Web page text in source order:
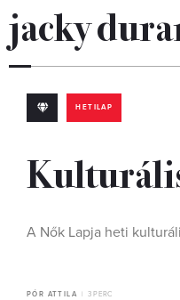
jacky
HETILAP
A Nők Lapja heti
PÓR ATTILA 3 PERC